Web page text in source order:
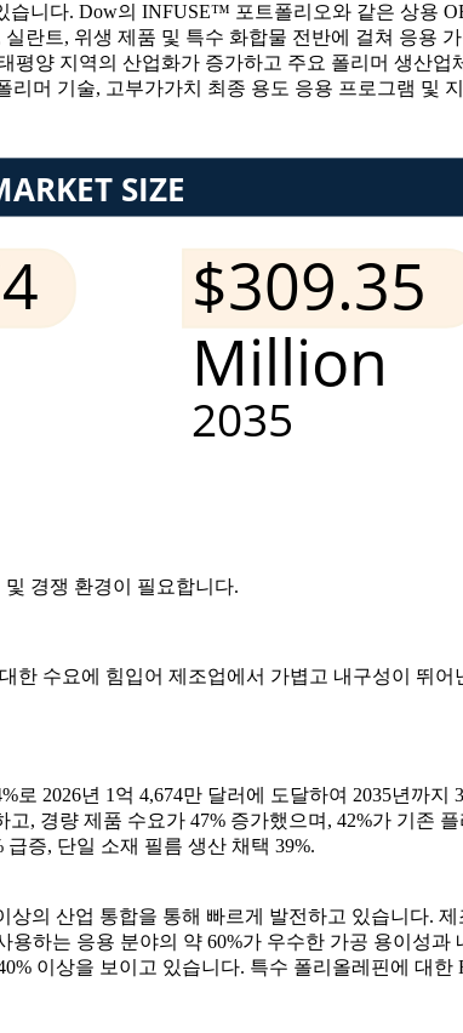
니다. Dow의 INFUSE™ 포트폴리오와 같은 상용
란트, 위생 제품 및 특수 화합물 전반에 걸쳐 응용
양 지역의 산업화가 증가하고 주요 폴리머 생산
머 기술, 고부가가치 최종 용도 응용 프로그램 및
경쟁 환경이 필요합니다.
한 수요에 힘입어 제조업에서 가볍고 내구성이 뛰
로 2026년 1억 4,674만 달러에 도달하여 2035년까
, 경량 제품 수요가 47% 증가했으며, 42%가 기존
증, 단일 소재 필름 생산 채택 39%.
의 산업 통합을 통해 빠르게 발전하고 있습니다.
하는 응용 분야의 약 60%가 우수한 가공 용이성
이상을 보이고 있습니다. 특수 폴리올레핀에 대